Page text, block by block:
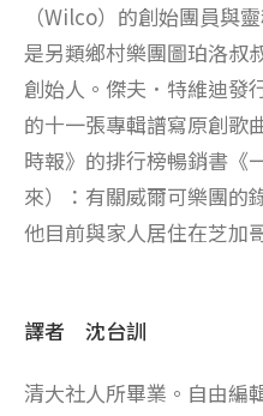
（Wilco）的創始團員與
是另類鄉村樂團圖珀洛
創始人。傑夫．特維迪發
的十一張專輯譜寫原創歌
時報》的排行榜暢銷書《
來）：有關威爾可樂團的
他目前與家人居住在芝加
譯者 沈台訓
清大社人所畢業。自由編